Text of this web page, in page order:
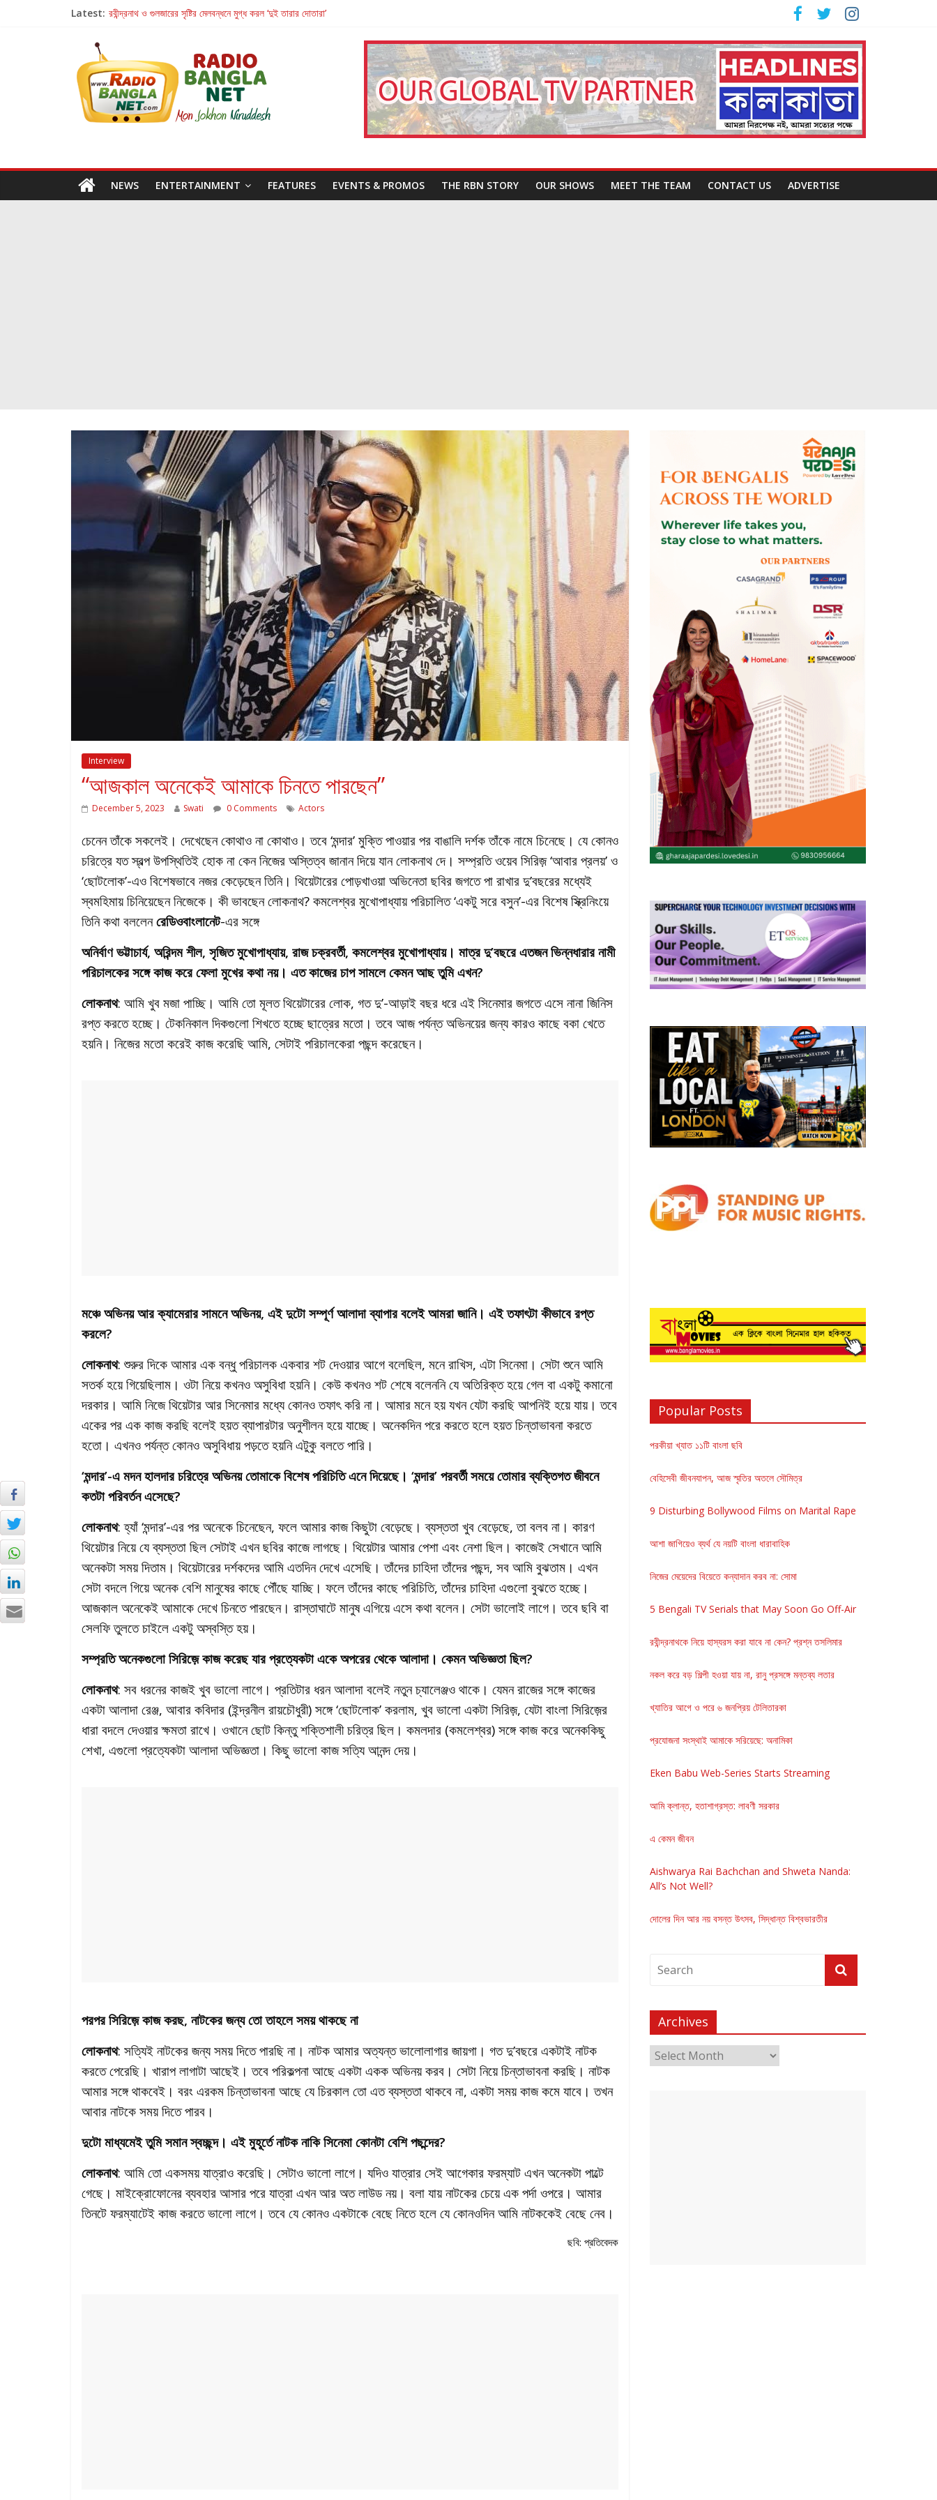
Latest: রবীন্দ্রনাথ ও গুলজারের সৃষ্টির মেলবন্ধনে মুগ্ধ করল ‘দুই তারার দোতারা’
Retribution: A Thought-Provoking Short Film That Challenges Our Understanding of Justice
হাওয়া বদলের টলিউডে ‘তুমি এলে তাই’
NEWS ENTERTAINMENT FEATURES EVENTS & PROMOS THE RBN STORY OUR SHOWS MEET THE TEAM CONTACT US ADVERTISE
Interview
“আজকাল অনেকেই আমাকে চিনতে পারছেন”
December 5, 2023 Swati 0 Comments Actors
চেনেন তাঁকে সকলেই। দেখেছেন কোথাও না কোথাও। তবে ‘মন্দার’ মুক্তি পাওয়ার পর বাঙালি দর্শক তাঁকে নামে চিনেছে। যে কোনও
চরিত্রে যত স্বল্প উপস্থিতিই হোক না কেন নিজের অস্তিত্ব জানান দিয়ে যান লোকনাথ দে। সম্প্রতি ওয়েব সিরিজ় ‘আবার প্রলয়’ ও
‘ছোটলোক’-এও বিশেষভাবে নজর কেড়েছেন তিনি। থিয়েটারের পোড়খাওয়া অভিনেতা ছবির জগতে পা রাখার দু’বছরের মধ্যেই
স্বমহিমায় চিনিয়েছেন নিজেকে। কী ভাবছেন লোকনাথ? কমলেশ্বর মুখোপাধ্যায় পরিচালিত ‘একটু সরে বসুন’-এর বিশেষ স্ক্রিনিংয়ে
তিনি কথা বললেনরেডিওবাংলানেট-এর সঙ্গে
অনির্বাণ ভট্টাচার্য, অরিন্দম শীল, সৃজিত মুখোপাধ্যায়, রাজ চক্রবর্তী, কমলেশ্বর মুখোপাধ্যায়। মাত্র দু’বছরে এতজন ভিন্নধারার নামী
পরিচালকের সঙ্গে কাজ করে ফেলা মুখের কথা নয়। এত কাজের চাপ সামলে কেমন আছ তুমি এখন?
লোকনাথ: আমি খুব মজা পাচ্ছি। আমি তো মূলত থিয়েটারের লোক, গত দু’-আড়াই বছর ধরে এই সিনেমার জগতে এসে নানা জিনিস
রপ্ত করতে হচ্ছে। টেকনিকাল দিকগুলো শিখতে হচ্ছে ছাত্রের মতো। তবে আজ পর্যন্ত অভিনয়ের জন্য কারও কাছে বকা খেতে
হয়নি। নিজের মতো করেই কাজ করেছি আমি, সেটাই পরিচালকেরা পছন্দ করেছেন।
মঞ্চে অভিনয় আর ক্যামেরার সামনে অভিনয়, এই দুটো সম্পূর্ণ আলাদা ব্যাপার বলেই আমরা জানি। এই তফাৎটা কীভাবে রপ্ত
করলে?
লোকনাথ: শুরুর দিকে আমার এক বন্ধু পরিচালক একবার শট দেওয়ার আগে বলেছিল, মনে রাখিস, এটা সিনেমা। সেটা শুনে আমি
সতর্ক হয়ে গিয়েছিলাম। ওটা নিয়ে কখনও অসুবিধা হয়নি। কেউ কখনও শট শেষে বলেননি যে অতিরিক্ত হয়ে গেল বা একটু কমানো
দরকার। আমি নিজে থিয়েটার আর সিনেমার মধ্যে কোনও তফাৎ করি না। আমার মনে হয় যখন যেটা করছি আপনিই হয়ে যায়। তবে
একের পর এক কাজ করছি বলেই হয়ত ব্যাপারটার অনুশীলন হয়ে যাচ্ছে। অনেকদিন পরে করতে হলে হয়ত চিন্তাভাবনা করতে
হতো। এখনও পর্যন্ত কোনও অসুবিধায় পড়তে হয়নি এটুকু বলতে পারি।
‘মন্দার’-এ মদন হালদার চরিত্রে অভিনয় তোমাকে বিশেষ পরিচিতি এনে দিয়েছে। ‘মন্দার’ পরবর্তী সময়ে তোমার ব্যক্তিগত জীবনে
কতটা পরিবর্তন এসেছে?
লোকনাথ: হ্যাঁ ‘মন্দার’-এর পর অনেকে চিনেছেন, ফলে আমার কাজ কিছুটা বেড়েছে। ব্যস্ততা খুব বেড়েছে, তা বলব না। কারণ
থিয়েটার নিয়ে যে ব্যস্ততা ছিল সেটাই এখন ছবির কাজে লাগছে। থিয়েটার আমার পেশা এবং নেশা ছিল। কাজেই সেখানে আমি
অনেকটা সময় দিতাম। থিয়েটারের দর্শকদের আমি এতদিন দেখে এসেছি। তাঁদের চাহিদা তাঁদের পছন্দ, সব আমি বুঝতাম। এখন
সেটা বদলে গিয়ে অনেক বেশি মানুষের কাছে পৌঁছে যাচ্ছি। ফলে তাঁদের কাছে পরিচিতি, তাঁদের চাহিদা এগুলো বুঝতে হচ্ছে।
আজকাল অনেকেই আমাকে দেখে চিনতে পারছেন। রাস্তাঘাটে মানুষ এগিয়ে এসে কথা বলেন। সেটা ভালোই লাগে। তবে ছবি বা
সেলফি তুলতে চাইলে একটু অস্বস্তি হয়।
সম্প্রতি অনেকগুলো সিরিজ়ে কাজ করেছ যার প্রত্যেকটা একে অপরের থেকে আলাদা। কেমন অভিজ্ঞতা ছিল?
লোকনাথ: সব ধরনের কাজই খুব ভালো লাগে। প্রতিটার ধরন আলাদা বলেই নতুন চ্যালেঞ্জও থাকে। যেমন রাজের সঙ্গে কাজের
একটা আলাদা রেঞ্জ, আবার কবিদার (ইন্দ্রনীল রায়চৌধুরী) সঙ্গে ‘ছোটলোক’ করলাম, খুব ভালো একটা সিরিজ়, যেটা বাংলা সিরিজ়ের
ধারা বদলে দেওয়ার ক্ষমতা রাখে। ওখানে ছোট কিন্তু শক্তিশালী চরিত্র ছিল। কমলদার (কমলেশ্বর) সঙ্গে কাজ করে অনেককিছু
শেখা, এগুলো প্রত্যেকটা আলাদা অভিজ্ঞতা। কিছু ভালো কাজ সত্যি আনন্দ দেয়।
পরপর সিরিজ়ে কাজ করছ, নাটকের জন্য তো তাহলে সময় থাকছে না
লোকনাথ: সত্যিই নাটকের জন্য সময় দিতে পারছি না। নাটক আমার অত্যন্ত ভালোলাগার জায়গা। গত দু’বছরে একটাই নাটক
করতে পেরেছি। খারাপ লাগাটা আছেই। তবে পরিকল্পনা আছে একটা একক অভিনয় করব। সেটা নিয়ে চিন্তাভাবনা করছি। নাটক
আমার সঙ্গে থাকবেই। বরং এরকম চিন্তাভাবনা আছে যে চিরকাল তো এত ব্যস্ততা থাকবে না, একটা সময় কাজ কমে যাবে। তখন
আবার নাটকে সময় দিতে পারব।
দুটো মাধ্যমেই তুমি সমান স্বচ্ছন্দ। এই মুহূর্তে নাটক নাকি সিনেমা কোনটা বেশি পছন্দের?
লোকনাথ: আমি তো একসময় যাত্রাও করেছি। সেটাও ভালো লাগে। যদিও যাত্রার সেই আগেকার ফরম্যাট এখন অনেকটা পাল্টে
গেছে। মাইক্রোফোনের ব্যবহার আসার পরে যাত্রা এখন আর অত লাউড নয়। বলা যায় নাটকের চেয়ে এক পর্দা ওপরে। আমার
তিনটে ফরম্যাটেই কাজ করতে ভালো লাগে। তবে যে কোনও একটাকে বেছে নিতে হলে যে কোনওদিন আমি নাটককেই বেছে নেব।
ছবি: প্রতিবেদক
Popular Posts
পরকীয়া খ্যাত ১১টি বাংলা ছবি
বেহিসেবী জীবনযাপন, আজ স্মৃতির অতলে সৌমিত্র
9 Disturbing Bollywood Films on Marital Rape
আশা জাগিয়েও ব্যর্থ যে নয়টি বাংলা ধারাবাহিক
নিজের মেয়েদের বিয়েতে কন্যাদান করব না: সোমা
5 Bengali TV Serials that May Soon Go Off-Air
রবীন্দ্রনাথকে নিয়ে হাস্যরস করা যাবে না কেন? প্রশ্ন তসলিমার
নকল করে বড় শিল্পী হওয়া যায় না, রানু প্রসঙ্গে মন্তব্য লতার
খ্যাতির আগে ও পরে ৬ জনপ্রিয় টেলিতারকা
প্রযোজনা সংস্থাই আমাকে সরিয়েছে: অনামিকা
Eken Babu Web-Series Starts Streaming
আমি ক্লান্ত, হতাশাগ্রস্ত: লাবণী সরকার
এ কেমন জীবন
Aishwarya Rai Bachchan and Shweta Nanda:
All’s Not Well?
দোলের দিন আর নয় বসন্ত উৎসব, সিদ্ধান্ত বিশ্বভারতীর
Archives